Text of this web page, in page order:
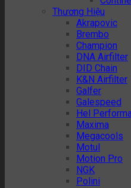
Thương Hiệu
Akrapovic
Brembo
Champion
DNA Airfilter
DID Chain
K&N Airfilter
Galfer
Galespeed
Hel
Maxima
Megacools
Motul
Motion Pro
NGK
Polini